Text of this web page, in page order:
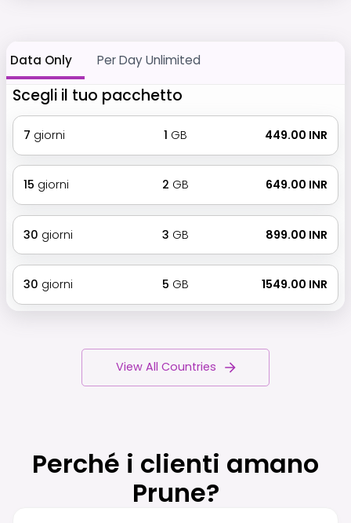
Data Only Per Day Unlimited
Scegli il tuo pacchetto
7 giorni 1 GB ₹ 449.00 INR
15 giorni 2 GB ₹ 649.00 INR
30 giorni 3 GB ₹ 899.00 INR
30 giorni 5 GB ₹ 1549.00 INR
View All Countries
Perché i clienti amano
Prune?